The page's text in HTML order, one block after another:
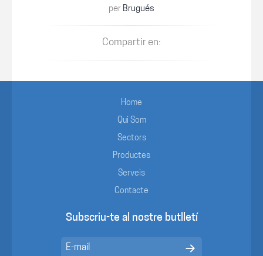
per Brugués
Compartir en:
Home
Qui Som
Sectors
Productes
Serveis
Contacte
Subscriu-te al nostre butlletí